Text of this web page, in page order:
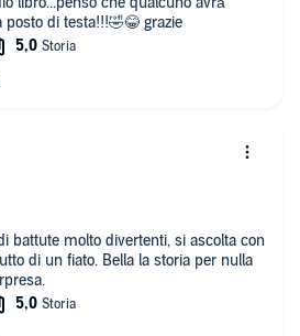
posto di testa!!!🤣😂 grazie
battute molto divertenti, si ascolta con
di un fiato. Bella la storia per nulla